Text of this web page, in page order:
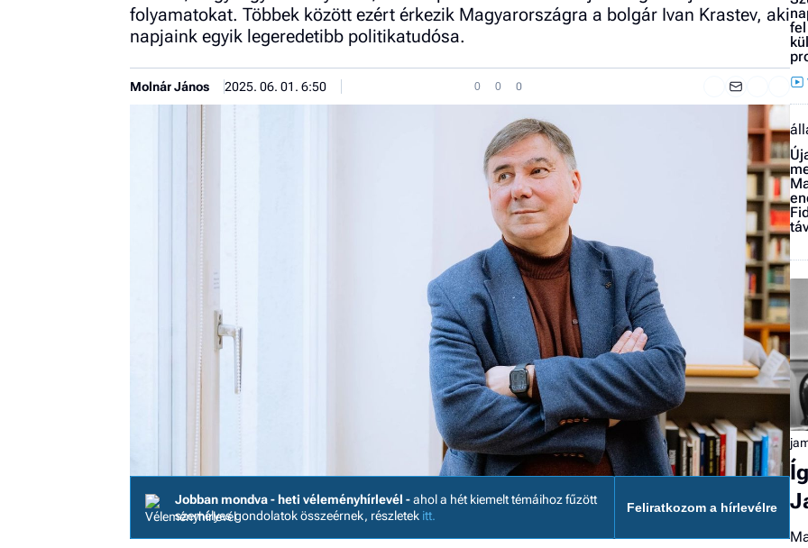
folyamatokat. Többek között ezért érkezik Magyarországra a bolgár Ivan Krastev, aki
napjaink egyik legeredetibb politikatudósa.
Molnár János 2025. 06. 01. 6:50 0 0 0
Jobban mondva - heti véleményhírlevél -ahol a hét kiemelt témáihoz fűzött
személyes gondolatok összeérnek, részletek itt.
Feliratkozom a hírlevélre